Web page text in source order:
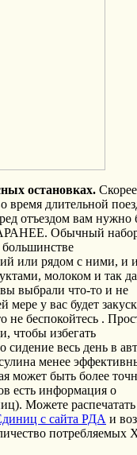
остановках. Скорее
время длительной
отъездом вам нужно
Обычный
или рядом с ними, и
молоком и так
выбрали что-то и не
мере у вас будет
не беспокойтесь .
чтобы избегать
весь день в
менее
может быть более
есть информация о
Можете распечатать
с сайта РДА и
потребляемых